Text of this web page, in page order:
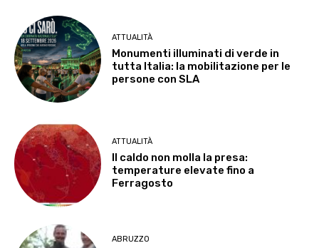
ATTUALITÀ
Monumenti illuminati di verde in
tutta Italia: la mobilitazione per le
persone con SLA
ATTUALITÀ
Il caldo non molla la presa:
temperature elevate fino a
Ferragosto
ABRUZZO